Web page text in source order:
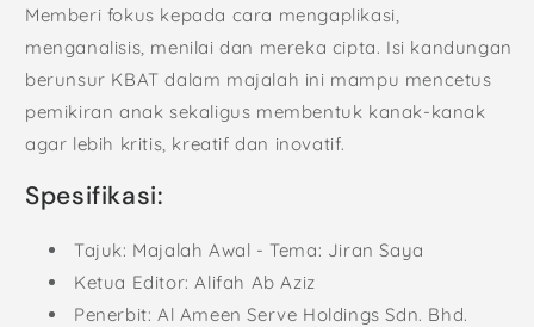
Memberi fokus kepada cara mengaplikasi,
menganalisis, menilai dan mereka cipta. Isi kandungan
berunsur KBAT dalam majalah ini mampu mencetus
pemikiran anak sekaligus membentuk kanak-kanak
agar lebih kritis, kreatif dan inovatif.
Spesifikasi:
Tajuk: Majalah Awal - Tema: Jiran Saya
Ketua Editor: Alifah Ab Aziz
Penerbit: Al Ameen Serve Holdings Sdn. Bhd.